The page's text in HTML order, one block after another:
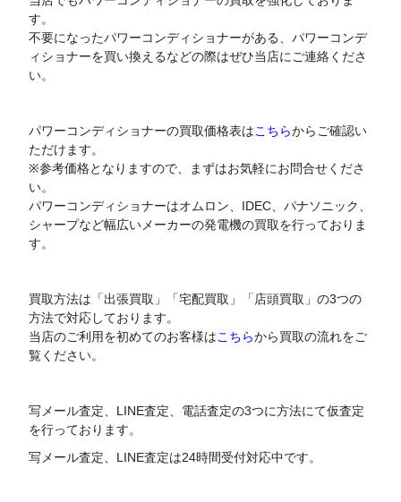
す。
不要になったパワーコンディショナーがある、パワーコンデ
ィショナーを買い換えるなどの際はぜひ当店にご連絡くださ
い。
パワーコンディショナーの買取価格表はこちらからご確認い
ただけます。
※参考価格となりますので、まずはお気軽にお問合せくださ
い。
パワーコンディショナーはオムロン、IDEC、パナソニック、
シャープなど幅広いメーカーの発電機の買取を行っておりま
す。
買取方法は「出張買取」「宅配買取」「店頭買取」の3つの
方法で対応しております。
当店のご利用を初めてのお客様はこちらから買取の流れをご
覧ください。
写メール査定、LINE査定、電話査定の3つに方法にて仮査定
を行っております。
写メール査定、LINE査定は24時間受付対応中です。